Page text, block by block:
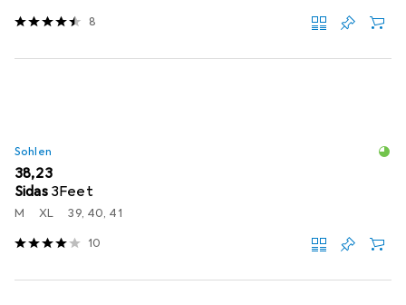
8
Sohlen
EUR
38,23
Sidas 3Feet
M XL 39, 40, 41
10